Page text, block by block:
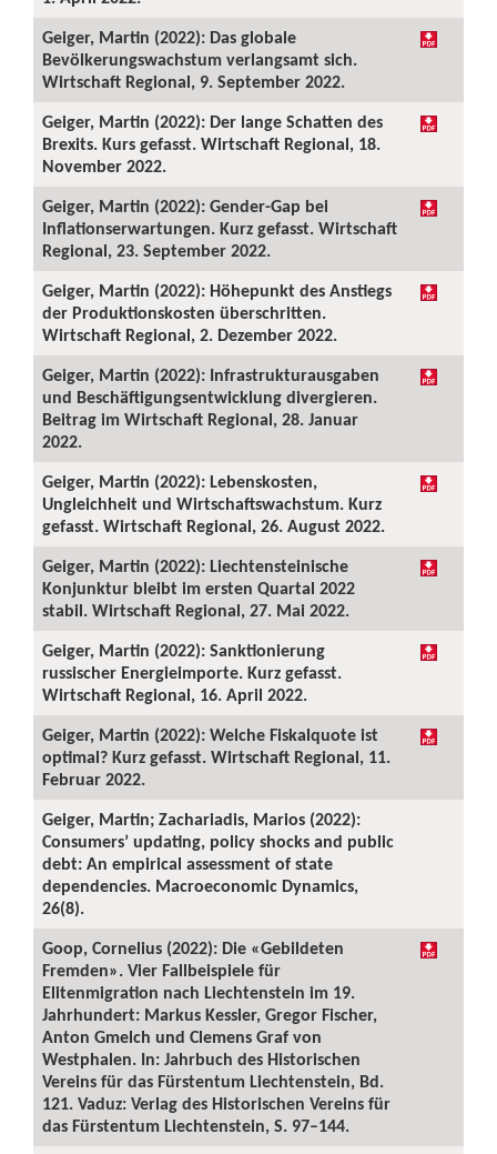
Geiger, Martin (2022): Das globale
Bevölkerungswachstum verlangsamt sich.
Wirtschaft Regional, 9. September 2022.
Geiger, Martin (2022): Der lange Schatten des
Brexits. Kurs gefasst. Wirtschaft Regional, 18.
November 2022.
Geiger, Martin (2022): Gender-Gap bei
Inflationserwartungen. Kurz gefasst. Wirtschaft
Regional, 23. September 2022.
Geiger, Martin (2022): Höhepunkt des Anstiegs
der Produktionskosten überschritten.
Wirtschaft Regional, 2. Dezember 2022.
Geiger, Martin (2022): Infrastrukturausgaben
und Beschäftigungsentwicklung divergieren.
Beitrag im Wirtschaft Regional, 28. Januar
2022.
Geiger, Martin (2022): Lebenskosten,
Ungleichheit und Wirtschaftswachstum. Kurz
gefasst. Wirtschaft Regional, 26. August 2022.
Geiger, Martin (2022): Liechtensteinische
Konjunktur bleibt im ersten Quartal 2022
stabil. Wirtschaft Regional, 27. Mai 2022.
Geiger, Martin (2022): Sanktionierung
russischer Energieimporte. Kurz gefasst.
Wirtschaft Regional, 16. April 2022.
Geiger, Martin (2022): Welche Fiskalquote ist
optimal? Kurz gefasst. Wirtschaft Regional, 11.
Februar 2022.
Geiger, Martin; Zachariadis, Marios (2022):
Consumers’ updating, policy shocks and public
debt: An empirical assessment of state
dependencies. Macroeconomic Dynamics,
26(8).
Goop, Cornelius (2022): Die «Gebildeten
Fremden». Vier Fallbeispiele für
Elitenmigration nach Liechtenstein im 19.
Jahrhundert: Markus Kessler, Gregor Fischer,
Anton Gmelch und Clemens Graf von
Westphalen. In: Jahrbuch des Historischen
Vereins für das Fürstentum Liechtenstein, Bd.
121. Vaduz: Verlag des Historischen Vereins für
das Fürstentum Liechtenstein, S. 97–144.